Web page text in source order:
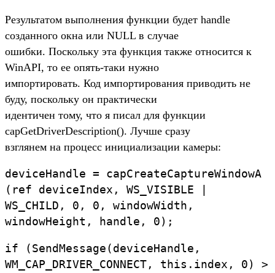
Результатом выполнения функции будет handle
созданного окна или NULL в случае
ошибки. Поскольку эта функция также относится к
WinAPI, то ее опять-таки нужно
импортировать. Код импортирования приводить не
буду, поскольку он практически
идентичен тому, что я писал для функции
capGetDriverDescription(). Лучше сразу
взглянем на процесс инициализации камеры:
deviceHandle = capCreateCaptureWindowA
(ref deviceIndex, WS_VISIBLE |
WS_CHILD, 0, 0, windowWidth,
windowHeight, handle, 0);
if (SendMessage(deviceHandle,
WM_CAP_DRIVER_CONNECT, this.index, 0) >